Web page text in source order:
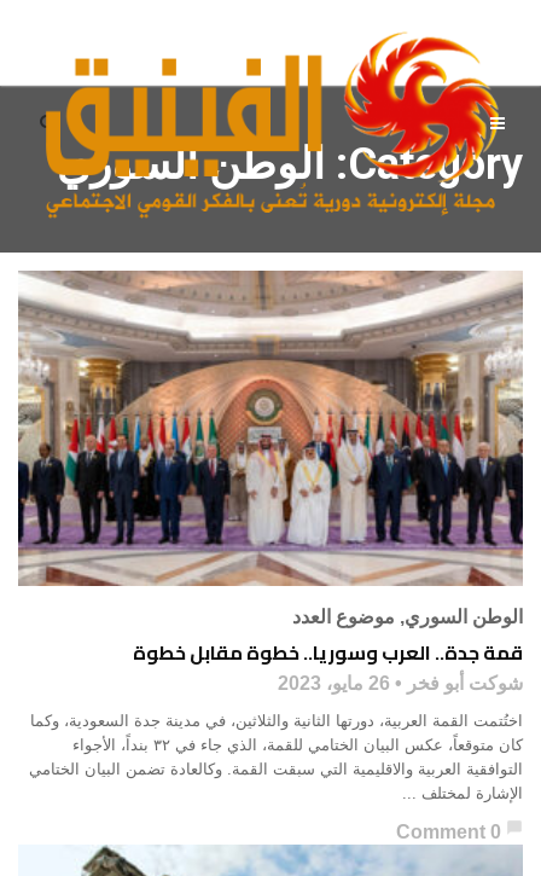
Category: الوطن السوري
الوطن السوري, موضوع العدد
قمة جدة.. العرب وسوريا.. خطوة مقابل خطوة
شوكت أبو فخر 26 مايو، 2023
اختُتمت القمة العربية، دورتها الثانية والثلاثين، في مدينة جدة السعودية، وكما
كان متوقعاً، عكس البيان الختامي للقمة، الذي جاء في ٣٢ بنداً، الأجواء
التوافقية العربية والاقليمية التي سبقت القمة. وكالعادة تضمن البيان الختامي
الإشارة لمختلف ...
chat_bubble
0 Comment